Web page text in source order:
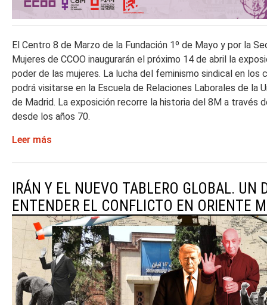
El Centro 8 de Marzo de la Fundación 1º de Mayo y por la
Mujeres de CCOO inaugurarán el próximo 14 de abril la
poder de las mujeres. La lucha del feminismo sindical en los
podrá visitarse en la Escuela de Relaciones Laborales de la
de Madrid. La exposición recorre la historia del 8M a través
desde los años 70.
Leer más
IRÁN Y EL NUEVO TABLERO GLOBAL. UN
ENTENDER EL CONFLICTO EN ORIENTE